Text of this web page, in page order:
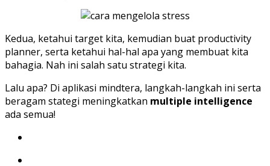
Kedua, ketahui target kita, kemudian buat productivity
planner, serta ketahui hal-hal apa yang membuat kita
bahagia. Nah ini salah satu strategi kita.
Lalu apa? Di aplikasi mindtera, langkah-langkah ini serta
beragam stategi meningkatkan multiple intelligence
ada semua!